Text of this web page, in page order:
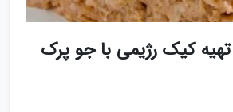
تهیه کیک رژیمی با جو پرک